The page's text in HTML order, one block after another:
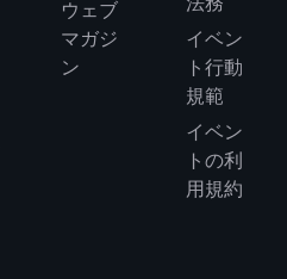
ウェブ
マガジ
ン
イベン
ト行動
規範
イベン
トの利
用規約